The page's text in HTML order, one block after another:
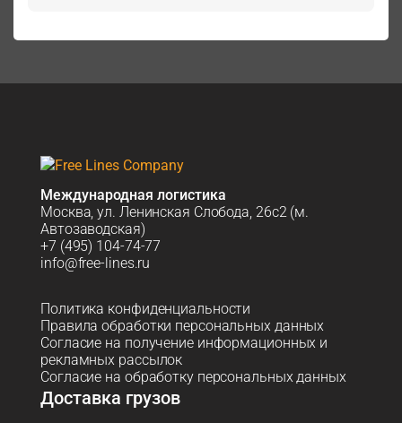
Международная логистика
Москва, ул. Ленинская Слобода, 26с2 (м.
Автозаводская)
+7 (495) 104-74-77
info@free-lines.ru
Политика конфиденциальности
Правила обработки персональных данных
Согласие на получение информационных и
рекламных рассылок
Согласие на обработку персональных данных
Доставка грузов